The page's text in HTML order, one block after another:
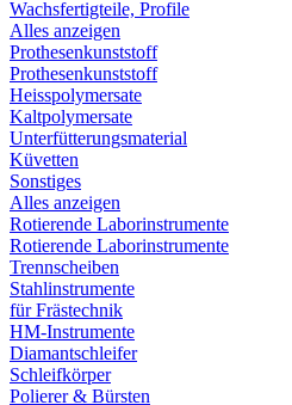
Wachsfertigteile, Profile
Alles anzeigen
Prothesenkunststoff
Prothesenkunststoff
Heisspolymersate
Kaltpolymersate
Unterfütterungsmaterial
Küvetten
Sonstiges
Alles anzeigen
Rotierende Laborinstrumente
Rotierende Laborinstrumente
Trennscheiben
Stahlinstrumente
für Frästechnik
HM-Instrumente
Diamantschleifer
Schleifkörper
Polierer & Bürsten